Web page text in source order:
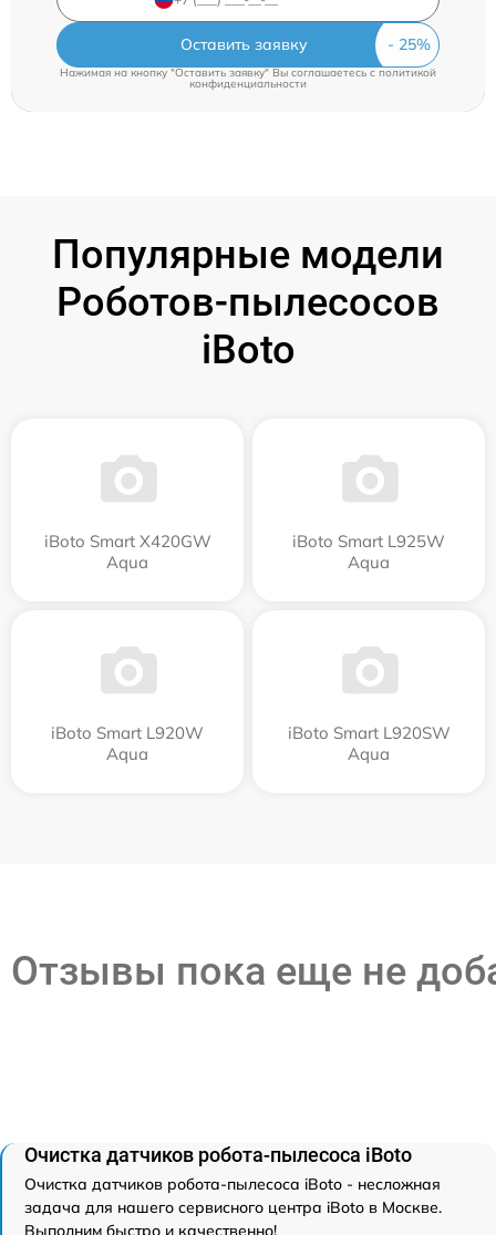
Оставить заявку
Нажимая на кнопку "Оставить заявку" Вы соглашаетесь c политикой
конфиденциальности
Популярные модели
Роботов-пылесосов
iBoto
iBoto Smart Х420GW
Aqua
iBoto Smart L925W
Aqua
iBoto Smart L920W
Aqua
iBoto Smart L920SW
Aqua
Отзывы пока еще не
Очистка датчиков робота-пылесоса iBoto
Очистка датчиков робота-пылесоса iBoto - несложная
задача для нашего сервисного центра iBoto в Москве.
Выполним быстро и качественно!